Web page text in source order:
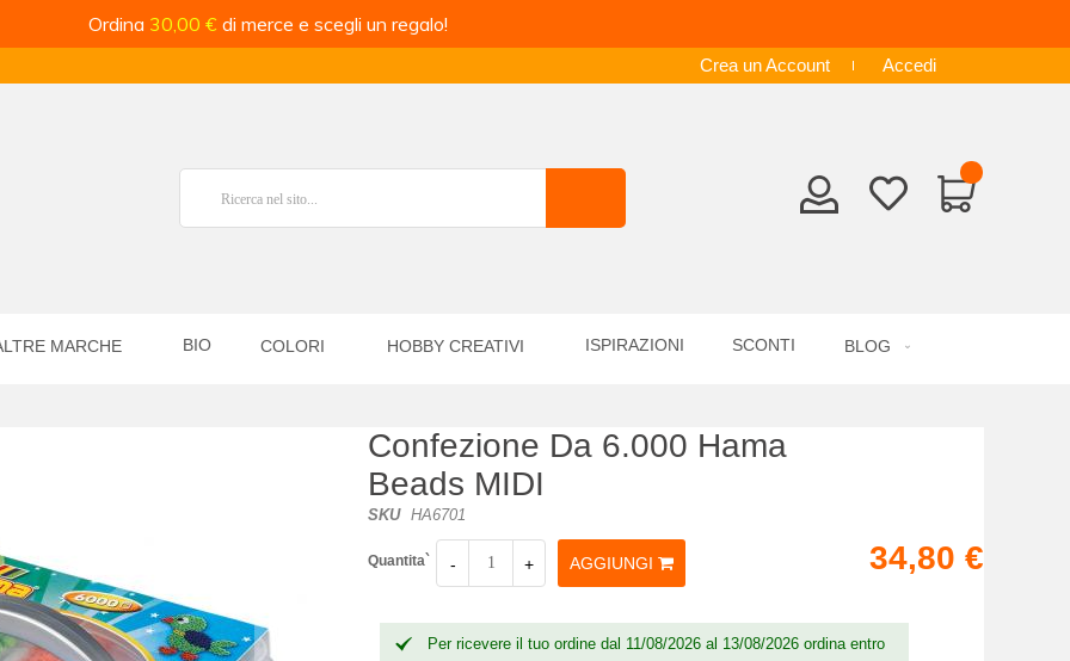
Ordina 30,00 € di merce e scegli un regalo!
Crea un Account Accedi
MARCHE BIO COLORI HOBBY CREATIVI ISPIRAZIONI SCONTI BLOG
Confezione Da 6.000 Hama
Beads MIDI
SKU HA6701
Quantita` - + AGGIUNGI 34,80 €
Per ricevere il tuo ordine dal 11/08/2026 al 13/08/2026 ordina entro